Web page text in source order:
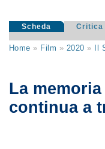
Scheda Critica
Home » Film » 2020 » Il
La
continua a